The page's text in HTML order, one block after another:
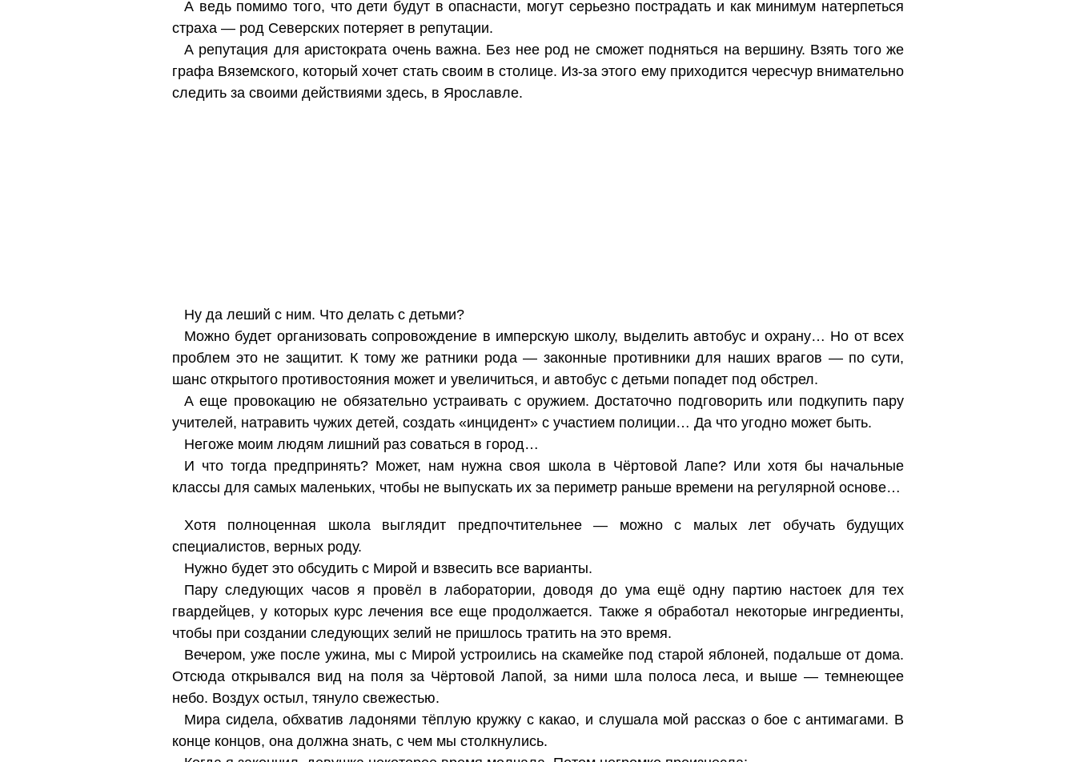
А ведь помимо того, что дети будут в опаснасти, могут серьезно пострадать и как минимум натерпеться
страха — род Северских потеряет в репутации.
А репутация для аристократа очень важна. Без нее род не сможет подняться на вершину. Взять того же
графа Вяземского, который хочет стать своим в столице. Из-за этого ему приходится чересчур внимательно
следить за своими действиями здесь, в Ярославле.
Ну да леший с ним. Что делать с детьми?
Можно будет организовать сопровождение в имперскую школу, выделить автобус и охрану… Но от всех
проблем это не защитит. К тому же ратники рода — законные противники для наших врагов — по сути,
шанс открытого противостояния может и увеличиться, и автобус с детьми попадет под обстрел.
А еще провокацию не обязательно устраивать с оружием. Достаточно подговорить или подкупить пару
учителей, натравить чужих детей, создать «инцидент» с участием полиции… Да что угодно может быть.
Негоже моим людям лишний раз соваться в город…
И что тогда предпринять? Может, нам нужна своя школа в Чёртовой Лапе? Или хотя бы начальные
классы для самых маленьких, чтобы не выпускать их за периметр раньше времени на регулярной основе…
Хотя полноценная школа выглядит предпочтительнее — можно с малых лет обучать будущих
специалистов, верных роду.
Нужно будет это обсудить с Мирой и взвесить все варианты.
Пару следующих часов я провёл в лаборатории, доводя до ума ещё одну партию настоек для тех
гвардейцев, у которых курс лечения все еще продолжается. Также я обработал некоторые ингредиенты,
чтобы при создании следующих зелий не пришлось тратить на это время.
Вечером, уже после ужина, мы с Мирой устроились на скамейке под старой яблоней, подальше от дома.
Отсюда открывался вид на поля за Чёртовой Лапой, за ними шла полоса леса, и выше — темнеющее
небо. Воздух остыл, тянуло свежестью.
Мира сидела, обхватив ладонями тёплую кружку с какао, и слушала мой рассказ о бое с антимагами. В
конце концов, она должна знать, с чем мы столкнулись.